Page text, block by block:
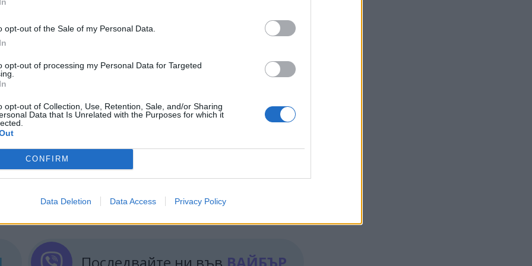
opt-out of the Sale of my Personal Data.
opt-out of processing my Personal Data for Targeted
opt-out of Collection, Use, Retention, Sale, and/or Sharing
Data that Is Unrelated with the Purposes for which it
CONFIRM
Data Deletion Data Access Privacy Policy
сред които се откроява изискването за
да обявяват размера на заплатите и при установена
над 5%, ще трябва да предприемат промени. Вече се
заследващия етапот стратегията за равенство